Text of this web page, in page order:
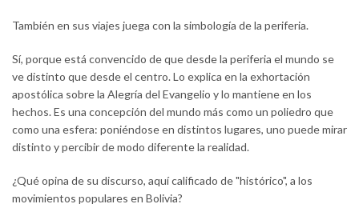
También en sus viajes juega con la simbología de la periferia.
Sí, porque está convencido de que desde la periferia el mundo se
ve distinto que desde el centro. Lo explica en la exhortación
apostólica sobre la Alegría del Evangelio y lo mantiene en los
hechos. Es una concepción del mundo más como un poliedro que
como una esfera: poniéndose en distintos lugares, uno puede mirar
distinto y percibir de modo diferente la realidad.
¿Qué opina de su discurso, aquí calificado de "histórico", a los
movimientos populares en Bolivia?